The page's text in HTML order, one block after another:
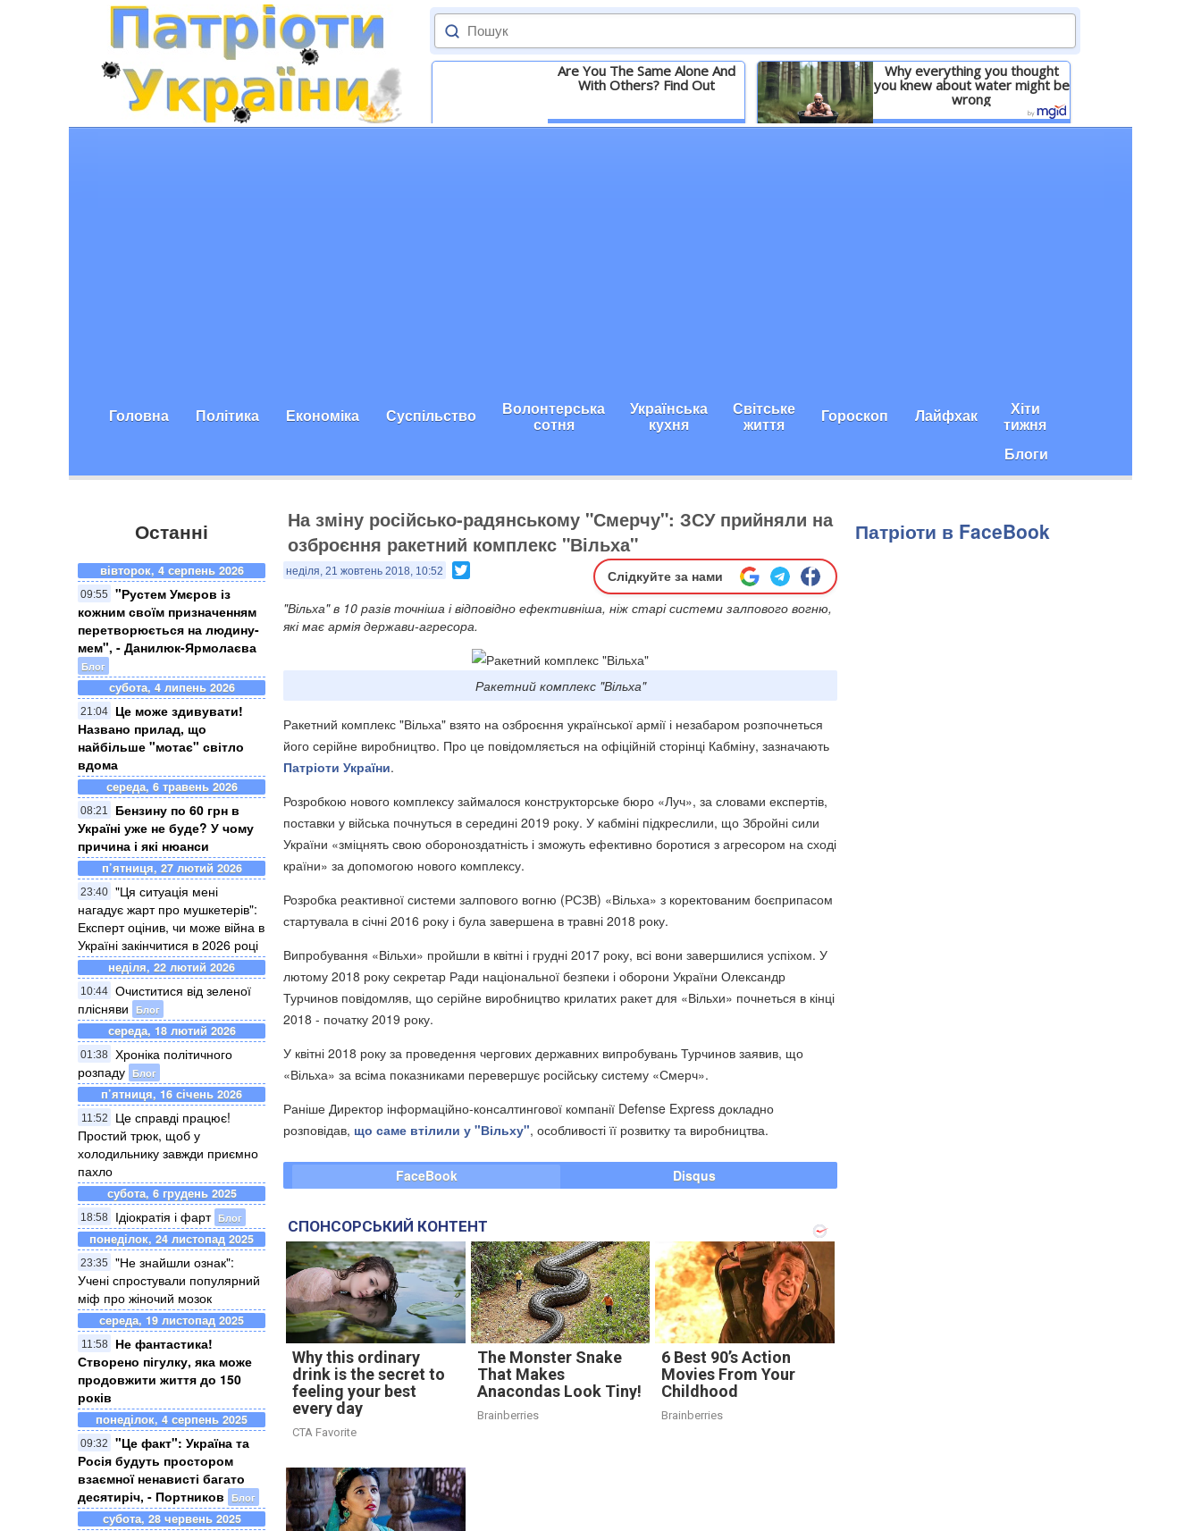
Are You The Same Alone And
With Others? Find Out
Детальніше
Why everything you thought
you knew about water might be
wrong
Детальніше
Головна Політика Економіка Суспільство Волонтерська
сотня
Українська
кухня
Світське
життя Гороскоп Лайфхак Хіти
тижня
Блоги
Останні
вівторок, 4 серпень 2026
09:55
"Рустем Умєров із
кожним своїм призначенням
перетворюється на людину-
мем", - Данилюк-Ярмолаєва
Блог
субота, 4 липень 2026
21:04
Це може здивувати!
Названо прилад, що
найбільше "мотає" світло
вдома
середа, 6 травень 2026
08:21
Бензину по 60 грн в
Україні уже не буде? У чому
причина і які нюанси
п’ятниця, 27 лютий 2026
23:40 "Ця ситуація мені
нагадує жарт про мушкетерів":
Експерт оцінив, чи може війна в
Україні закінчитися в 2026 році
неділя, 22 лютий 2026
10:44 Очиститися від зеленої
плісняви
Блог
середа, 18 лютий 2026
01:38 Хроніка політичного
розпаду Блог
п’ятниця, 16 січень 2026
11:52
Це справді працює!
Простий трюк, щоб у
холодильнику завжди приємно
пахло
субота, 6 грудень 2025
18:58 Ідіократія і фарт Блог
понеділок, 24 листопад 2025
23:35
"Не знайшли ознак":
Учені спростували популярний
міф про жіночий мозок
середа, 19 листопад 2025
11:58
Не фантастика!
Створено пігулку, яка може
продовжити життя до 150
років
понеділок, 4 серпень 2025
09:32
"Це факт": Україна та
Росія будуть простором
взаємної ненависті багато
десятиріч, - Портников
Блог
субота, 28 червень 2025
На зміну російсько-радянському "Смерчу": ЗСУ прийняли на
озброєння ракетний комплекс "Вільха"
неділя, 21 жовтень 2018, 10:52 Слідкуйте за нами
"Вільха" в 10 разів точніша і відповідно ефективніша, ніж старі системи залпового вогню,
які має армія держави-агресора.
Ракетний комплекс "Вільха"
Ракетний комплекс "Вільха" взято на озброєння української армії і незабаром розпочнеться
його серійне виробництво. Про це повідомляється на офіційній сторінці Кабміну, зазначають
Патріоти України.
Розробкою нового комплексу займалося конструкторське бюро «Луч», за словами експертів,
поставки у війська почнуться в середині 2019 року. У кабміні підкреслили, що Збройні сили
України «зміцнять свою обороноздатність і зможуть ефективно боротися з агресором на сході
країни» за допомогою нового комплексу.
Розробка реактивної системи залпового вогню (РСЗВ) «Вільха» з коректованим боєприпасом
стартувала в січні 2016 року і була завершена в травні 2018 року.
Випробування «Вільхи» пройшли в квітні і грудні 2017 року, всі вони завершилися успіхом. У
лютому 2018 року секретар Ради національної безпеки і оборони України Олександр
Турчинов повідомляв, що серійне виробництво крилатих ракет для «Вільхи» почнеться в кінці
2018 - початку 2019 року.
У квітні 2018 року за проведення чергових державних випробувань Турчинов заявив, що
«Вільха» за всіма показниками перевершує російську систему «Смерч».
Раніше Директор інформаційно-консалтингової компанії Defense Express докладно
розповідав, що саме втілили у "Вільху", особливості її розвитку та виробництва.
FaceBook Disqus
СПОНСОРСЬКИЙ КОНТЕНТ
Why this ordinary
drink is the secret to
feeling your best
every day
CTA Favorite
The Monster Snake
That Makes
Anacondas Look Tiny!
Brainberries
6 Best 90’s Action
Movies From Your
Childhood
Brainberries
Патріоти в FaceBook